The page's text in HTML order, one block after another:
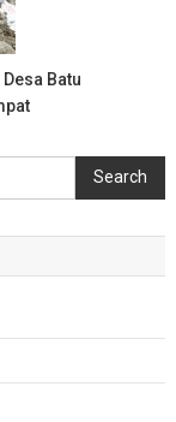
Batu
Search